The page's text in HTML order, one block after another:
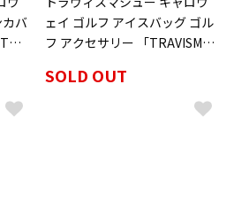
バ
ェイ ゴルフ アイスバッグ ゴル
フ アクセサリー 「TRAVISMA
モデル日本正規品
SOLD OUT